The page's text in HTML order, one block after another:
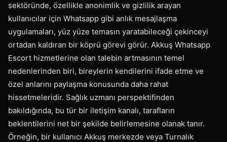
sektöründe, özellikle anonimlik ve gizlilik arayan
kullanıcılar için Whatsapp gibi anlık mesajlaşma
uygulamaları, yüz yüze temasın yaratabileceği çekinceyi
ortadan kaldıran bir köprü görevi görür. Akkuş Whatsapp
Escort hizmetlerine olan talebin artmasının temel
nedenlerinden biri, bireylerin kendilerini ifade etme ve
özel anlarını paylaşma konusunda daha rahat
hissetmeleridir. Sağlık uzmanı perspektifinden
bakıldığında, bu tür bir iletişim kanalı, tarafların
beklentilerini net bir şekilde belirlemesine olanak tanır.
Örneğin, bir kullanıcı Akkuş merkezde veya Turnalık